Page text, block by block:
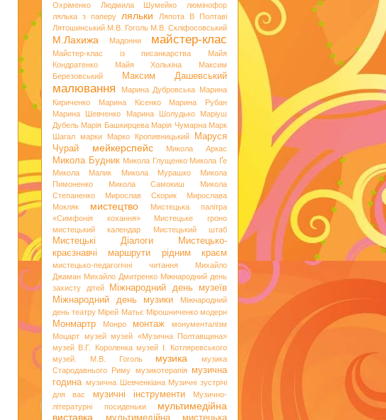
Охріменко
Людмила Шумейко
люмінофор
лялька з паперу
ляльки
Ляпота В Полтаві
Лятошинський М.В. Гоголь М.В. Скліфосовський
М.Лахижа Мадонни майстер-клас
Майстер-клас із писанкарства
Майя
Кондратенко
Майя Холькіна
Максим
Березовський
Максим Дашевський
малювання Марина Дубровська Марина
Кириченко
Марина Кісенко
Марина Рубан
Марина Шевченко
Марина Шолудько
Маріуш
Дубель Марія Башкирцева Марія Чумарна Марк
Шагал марки Марко Кропивницький
Маруся
Чурай
мейкерспейс Микола Аркас
Микола Будник Микола Глущенко Микола Ґе
Микола Малик
Микола Мурашко
Микола
Пимоненко
Микола Самокиш
Микола
Степаненко
Мирослав Скорик
Мирослава
Мокляк
мистецтво
Мистецька палітра
«Симфонія кохання»
Мистецьке гроно
мистецький календар
Мистецький штаб
Мистецькі Діалоги
Мистецько-
краєзнавчі маршрути рідним краєм
мистецько-педагогічні читання
Михайло
Джаман Михайло Дмитренко Міжнародний день
захисту дітей
Міжнародний день музеїв
Міжнародний день музики
Міжнародний
день театру Мірей Матьє Мірошниченко модерн
Монмартр Монро монтаж
монументалізм
Моцарт музей музей «Музична Полтавщина»
музей В.Г. Короленка музей І. Котляревського
музей. М.В. Гоголь
музика
музика
Стародавнього Риму музикотерапія
музична
година музична Шевченкіана Музичні зустрічі
для вас
музичні інструменти
Музично-
літературні посиденьки
мультимедійна
виставка
мультимедійна мистецька